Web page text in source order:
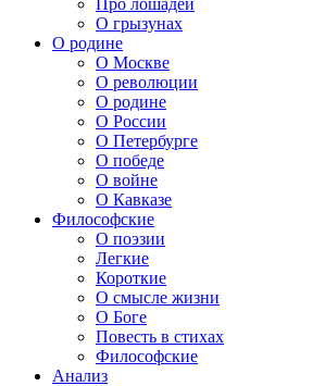
Про лошадей
О грызунах
О родине
О Москве
О революции
О родине
О России
О Петербурге
О победе
О войне
О Кавказе
Философские
О поэзии
Легкие
Короткие
О смысле жизни
О Боге
Повесть в стихах
Философские
Анализ